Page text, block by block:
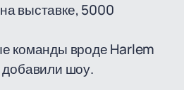
выставке, 5000
команды вроде Harlem
шоу.